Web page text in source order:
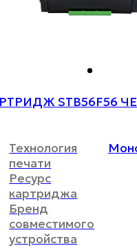
STB56F56
Технология
печати
Ресурс
картриджа
Бренд
совместимого
устройства